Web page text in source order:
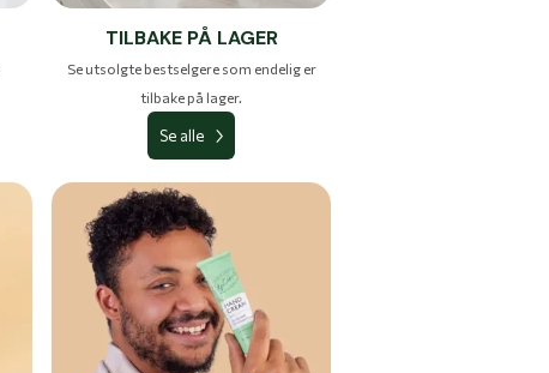
TILBAKE PÅ LAGER
Se utsolgte bestselgere som endelig er
tilbake på lager.
Se alle